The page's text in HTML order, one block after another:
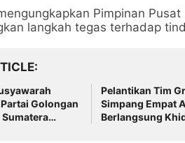
Pimpinan
langkah tegas terhadap
Partai Golongan
Pelantikan Tim
Simpang Empat
Berlangsung